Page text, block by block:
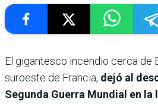
El gigantesco incendio cerca de
suroeste de Francia, dejó al
Segunda Guerra Mundial en la